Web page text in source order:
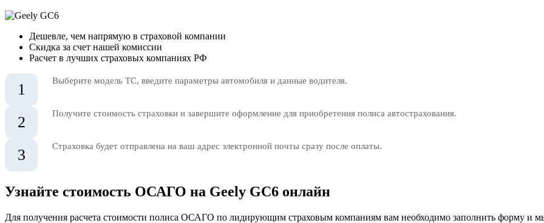
Дешевле, чем напрямую в страховой компании
Скидка за счет нашей комиссии
Расчет в лучших страховых компаниях РФ
1 Выберите модель ТС, введите параметры автомобиля и данные водителя.
2 Получите стоимость страховки и завершите оформление для приобретения полиса автострахования.
3 Страховка будет отправлена на ваш адрес электронной почты сразу после оплаты.
Узнайте стоимость ОСАГО на Geely GC6 онлайн
Для получения расчета стоимости полиса ОСАГО по лидирующим страховым компаниям вам необходимо заполнить форму и мы